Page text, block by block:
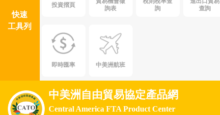
快速
工具列
投資摺頁
詢表
詢
查詢
即時匯率 中美洲航班
中美洲自由貿易協定產品網
Central America FTA Product Center